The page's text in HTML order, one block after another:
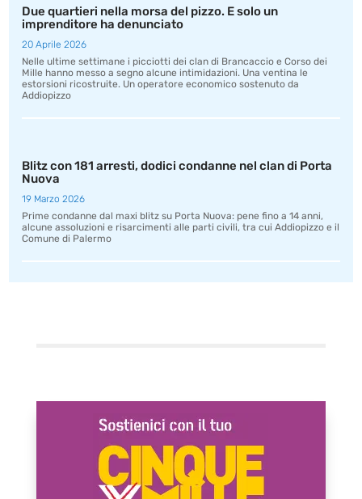
Due quartieri nella morsa del pizzo. E solo un
imprenditore ha denunciato
20 Aprile 2026
Nelle ultime settimane i picciotti dei clan di Brancaccio e Corso dei
Mille hanno messo a segno alcune intimidazioni. Una ventina le
estorsioni ricostruite. Un operatore economico sostenuto da
Addiopizzo
Blitz con 181 arresti, dodici condanne nel clan di Porta
Nuova
19 Marzo 2026
Prime condanne dal maxi blitz su Porta Nuova: pene fino a 14 anni,
alcune assoluzioni e risarcimenti alle parti civili, tra cui Addiopizzo e il
Comune di Palermo